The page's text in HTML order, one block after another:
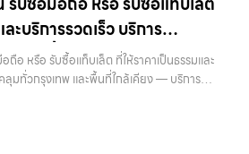
ห้คุณได้รับราคาและความสะดวกสบายที่เหนือ
การที่คุณไว้วางใจ พร้อมทีมงานที่พร้อม
ตรวจสภาพอย่างมืออาชีพ และจ่ายเงินทันที
ณ์ของคุณเป็นเรื่องง่ายขึ้น ดีกว่า รวดเร็วกว่า
เรา ผู้เชี่ยวชาญด้านการให้บริการ รับซื้อมือถือ
ๆ เปลี่ยนรุ่นกันแทบทุกช่วงเวลา อุปกรณ์ที่คุณ
ใช้งานอยู่เฉยๆ เว็บไซต์ของเราจึงเกิดขึ้นเพื่อ
ปลี่ยนอุปกรณ์ที่ไม่ใช้แล้วให้กลายเป็นเงินสดได้
, รับซื้อไอแพด, รับซื้อมือถือ, รับซื้อโทรศัพท์,
รับซื้อสินค้าไอทีกรุงเทพมหานคร อย่างครบ
ะบริการรวดเร็ว บริการ
และพื้นที่ใกล้เคียง
อ หรือ รับซื้อแท็บเล็ต ที่ให้ราคาเป็นธรรมและ
ลุมทั่วกรุงเทพ และพื้นที่ใกล้เคียง — บริการรับ